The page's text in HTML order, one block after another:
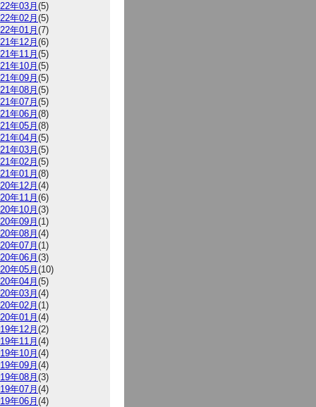
年03月 (5)
年02月 (5)
年01月 (7)
年12月 (6)
年11月 (5)
年10月 (5)
年09月 (5)
年08月 (5)
年07月 (5)
年06月 (8)
年05月 (8)
年04月 (5)
年03月 (5)
年02月 (5)
年01月 (8)
年12月 (4)
年11月 (6)
年10月 (3)
年09月 (1)
年08月 (4)
年07月 (1)
年06月 (3)
年05月 (10)
年04月 (5)
年03月 (4)
年02月 (1)
年01月 (4)
年12月 (2)
年11月 (4)
年10月 (4)
年09月 (4)
年08月 (3)
年07月 (4)
年06月 (4)